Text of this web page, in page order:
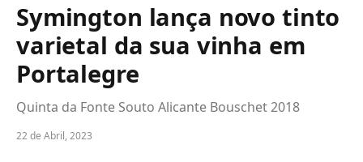
Symington lança novo tinto
varietal da sua vinha em
Portalegre
Quinta da Fonte Souto Alicante Bouschet 2018
22 de Abril, 2023